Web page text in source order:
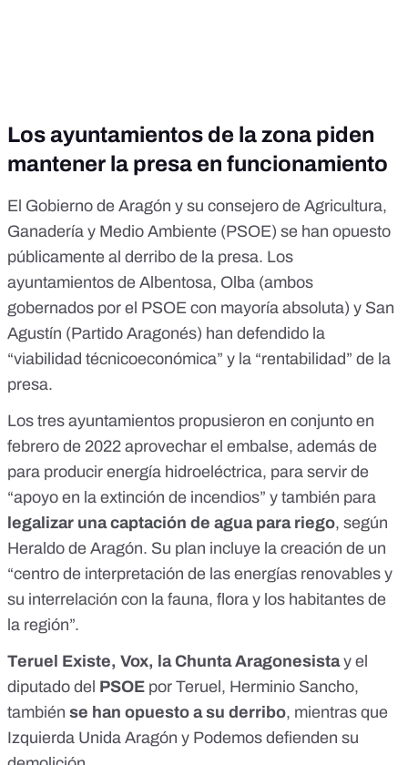
Los ayuntamientos de la zona piden
mantener la presa en funcionamiento
El Gobierno de Aragón y su consejero de Agricultura,
Ganadería y Medio Ambiente (PSOE) se han opuesto
públicamente al derribo de la presa. Los
ayuntamientos de Albentosa, Olba (ambos
gobernados por el PSOE con mayoría absoluta) y San
Agustín (Partido Aragonés) han defendido la
“viabilidad técnicoeconómica” y la “rentabilidad” de la
presa.
Los tres ayuntamientos propusieron en conjunto en
febrero de 2022 aprovechar el embalse, además de
para producir energía hidroeléctrica, para servir de
“apoyo en la extinción de incendios” y también para
legalizar una captación de agua para riego, según
Heraldo de Aragón. Su plan incluye la creación de un
“centro de interpretación de las energías renovables y
su interrelación con la fauna, flora y los habitantes de
la región”.
Teruel Existe, Vox, laChunta Aragonesistay el
diputado del PSOE por Teruel, Herminio Sancho,
también se han opuesto a su derribo, mientras que
Izquierda Unida Aragón y Podemos defienden su